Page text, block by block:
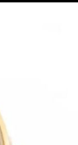
đồng hồ Orient